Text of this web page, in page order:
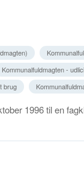
Kommunalfuldmagten -
brug
1996 til en